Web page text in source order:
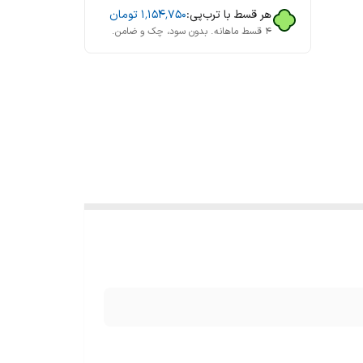
هر قسط با ترب‌پی:۱٬۱۵۴٬۷۵۰تومان
۴ قسط ماهانه. بدون سود، چک و ضامن.